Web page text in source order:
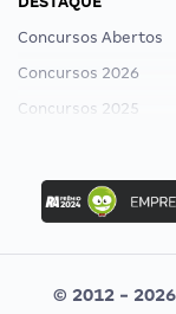
Concursos Abertos
Concursos 2026
Concursos 2025
Concurso Ibama
Concurso MPU
Editais publicados
© 2012 -